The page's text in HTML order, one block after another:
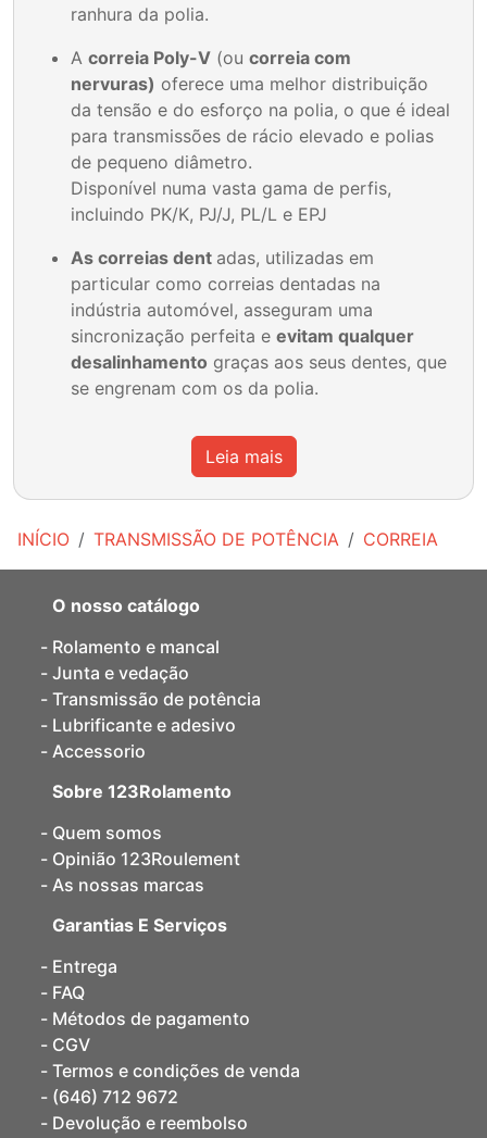
INÍCIO TRANSMISSÃO DE POTÊNCIA CORREIA
ranhura da polia.
A correia Poly-V (ou correia com
nervuras) oferece uma melhor distribuição
da tensão e do esforço na polia, o que é ideal
para transmissões de rácio elevado e polias
de pequeno diâmetro.
Disponível numa vasta gama de perfis,
incluindo PK/K, PJ/J, PL/L e EPJ
As correias dent adas, utilizadas em
particular como correias dentadas na
indústria automóvel, asseguram uma
sincronização perfeita e evitam qualquer
desalinhamento graças aos seus dentes, que
se engrenam com os da polia.
Leia mais
O nosso catálogo
Rolamento e mancal
Junta e vedação
Transmissão de potência
Lubrificante e adesivo
Accessorio
Sobre 123Rolamento
Quem somos
Opinião 123Roulement
As nossas marcas
Garantias E Serviços
Entrega
FAQ
Métodos de pagamento
CGV
Termos e condições de venda
(646) 712 9672
Devolução e reembolso